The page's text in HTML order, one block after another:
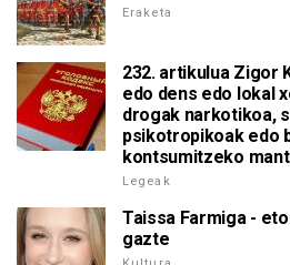
Eraketa
232. artikulua Zigor
edo dens edo lokal
drogak narkotikoa,
psikotropikoak edo
kontsumitzeko
Legeak
Taissa Farmiga -
gazte